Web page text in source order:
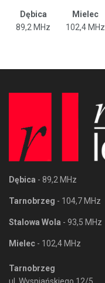
Dębica Mielec
89,2 MHz
102,4 MHz
Dębica - 89,2 MHz
Tarnobrzeg - 104,7 MHz
Stalowa Wola - 93,5 MHz
Mielec - 102,4 MHz
Tarnobrzeg